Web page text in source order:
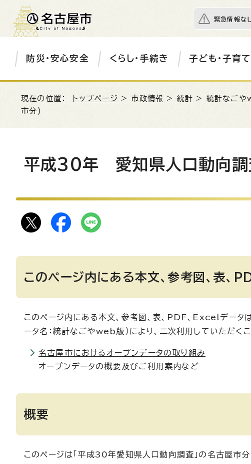
緊急情報な
防災・安心安全 くらし・手続き 子ども・子育て
現在の位置： トップページ >市政情報 > 統計 > 統計なごや
市分)
平成30年 愛知県人口動向調
このページ内にある本文、参考図、表、
このページ内にある本文、参考図、表、PDF、Excelデータ
ータ名：統計なごやweb版）により、二次利用していただく
名古屋市におけるオープンデータの取り組み
オープンデータの概要及びご利用案内など
概要
このページは「平成30年愛知県人口動向調査」の名古屋市